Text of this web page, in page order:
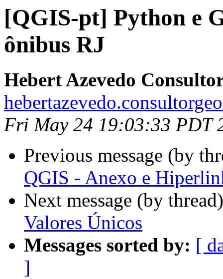
[QGIS-pt] Python e
ônibus RJ
Hebert Azevedo
Fri May 24 19:03:33 PDT
Previous message (by
QGIS - Anexo e
Next message (by
Valores Únicos
Messages sorted by: [
]